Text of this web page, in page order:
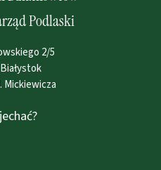
Podlaski
2/5
Mickiewicza